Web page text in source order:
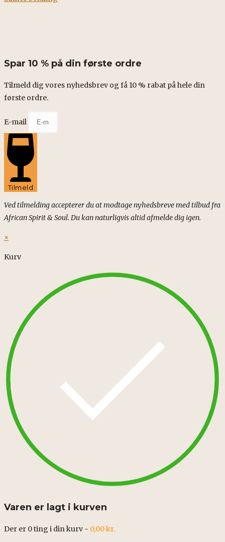
Spar 10 % på din første ordre
Tilmeld dig vores nyhedsbrev og få 10 % rabat på hele din
første ordre.
E-mail
Tilmeld
Ved tilmelding accepterer du at modtage nyhedsbreve med tilbud fra
African Spirit & Soul. Du kan naturligvis altid afmelde dig igen.
×
Kurv
Varen er lagt i kurven
Der er 0ting i din kurv - 0,00kr.